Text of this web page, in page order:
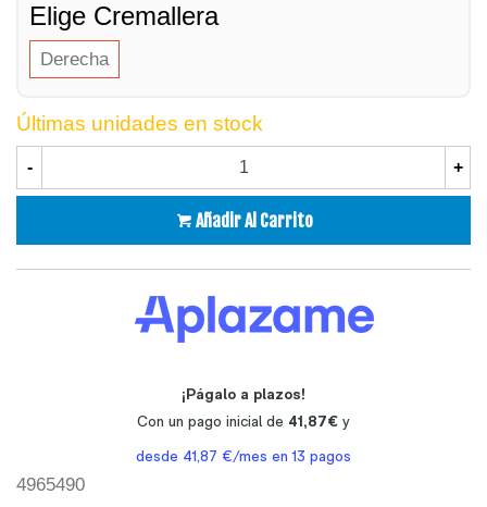
Elige Cremallera
Derecha
Últimas unidades en stock
- +
Añadir Al Carrito
4965490